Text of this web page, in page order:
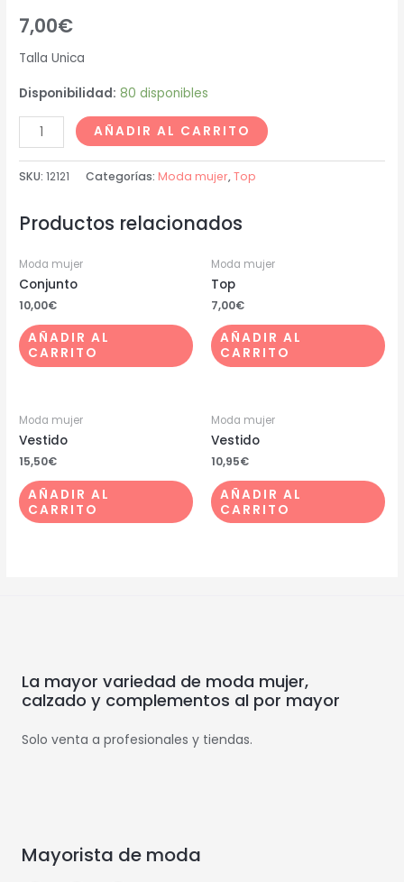
7,00€
Talla Unica
Disponibilidad: 80 disponibles
AÑADIR AL CARRITO
SKU:12121 Categorías: Moda mujer,Top
Productos relacionados
Moda mujer
Conjunto
10,00€
AÑADIR AL
CARRITO
Moda mujer
Top
7,00€
AÑADIR AL
CARRITO
Moda mujer
Vestido
15,50€
AÑADIR AL
CARRITO
Moda mujer
Vestido
10,95€
AÑADIR AL
CARRITO
La mayor variedad de moda mujer,
calzado y complementos al por mayor
Solo venta a profesionales y tiendas.
Mayorista de moda